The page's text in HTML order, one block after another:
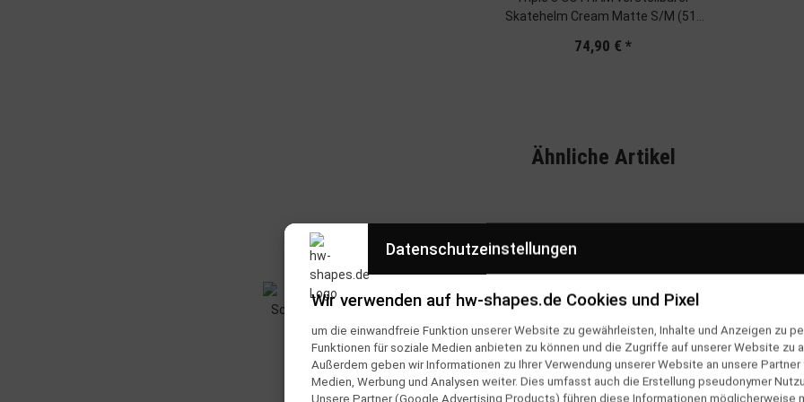
Skatehelm Cream Matte S/M (51-
74,90 € *
Ähnliche Artikel
Datenschutzeinstellungen
Wir verwenden auf hw-shapes.de Cookies und Pixel
um die einwandfreie Funktion unserer Website zu gewährleisten, Inhalte und Anzeigen zu
Funktionen für soziale Medien anbieten zu können und die Zugriffe auf unserer Website zu
Außerdem geben wir Informationen zu Ihrer Verwendung unserer Website an unsere
Medien, Werbung und Analysen weiter. Dies umfasst auch die Erstellung pseudonymer
Unsere Partner (Google Advertising Products) führen diese Informationen möglicherweise